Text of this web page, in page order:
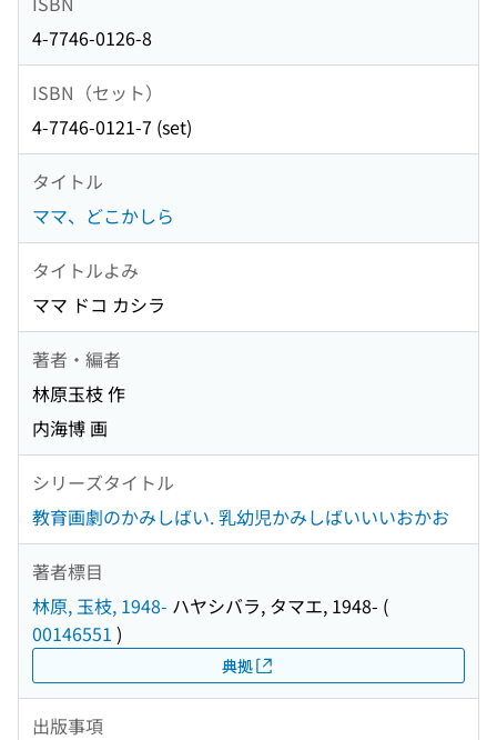
4-7746-0126-8
ISBN（セット）
4-7746-0121-7 (set)
タイトル
ママ、どこかしら
タイトルよみ
ママ ドコ カシラ
著者・編者
林原玉枝 作
内海博 画
シリーズタイトル
教育画劇のかみしばい. 乳幼児かみしばいいいおかお
著者標目
林原, 玉枝, 1948- ハヤシバラ, タマエ, 1948- (
00146551 )
典拠
出版事項